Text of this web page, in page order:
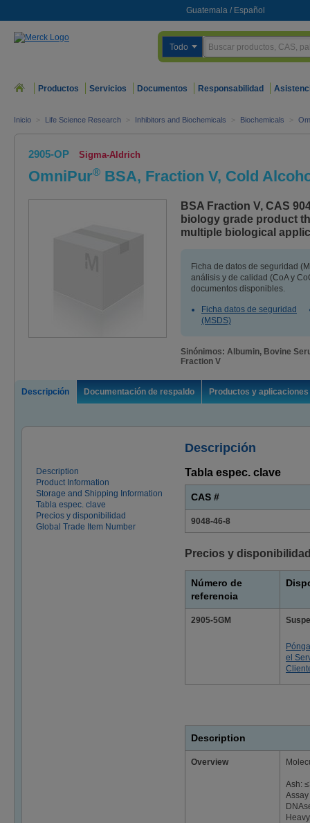
Guatemala / Español
Todo
Productos Servicios Documentos Responsabilidad
Inicio > Life Science Research > Inhibitors and Biochemicals > Biochemicals >
2905-OP Sigma-Aldrich
OmniPur® BSA, Fraction V, Cold
BSA Fraction V, CAS
biology grade product
multiple biological
Ficha de datos de seguridad
análisis y de calidad (CoA y
documentos disponibles.
Ficha datos de seguridad
(MSDS)
Sinónimos: Albumin, Bovine
Fraction V
Descripción Documentación de respaldo Productos y
Descripción
Description
Product Information
Storage and Shipping Information
Tabla espec. clave
Precios y disponibilidad
Global Trade Item Number
Tabla espec. clave
CAS #
9048-46-8
Precios y
Número de
referencia
2905-5GM
el
Description
Overview
Ash: